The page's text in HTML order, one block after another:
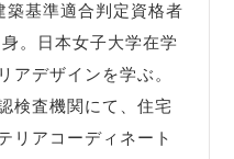
築基準適合判定資格者
。日本女子大学在学
アデザインを学ぶ。
検査機関にて、住宅
リアコーディネート